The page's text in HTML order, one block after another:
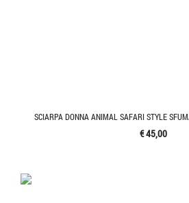
SCIARPA DONNA ANIMAL SAFARI STYLE
€ 45,00